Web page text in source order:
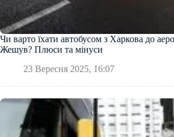
Чи варто їхати автобусом з Харкова до
Жешув? Плюси та мінуси
23 Вересня 2025, 16:07